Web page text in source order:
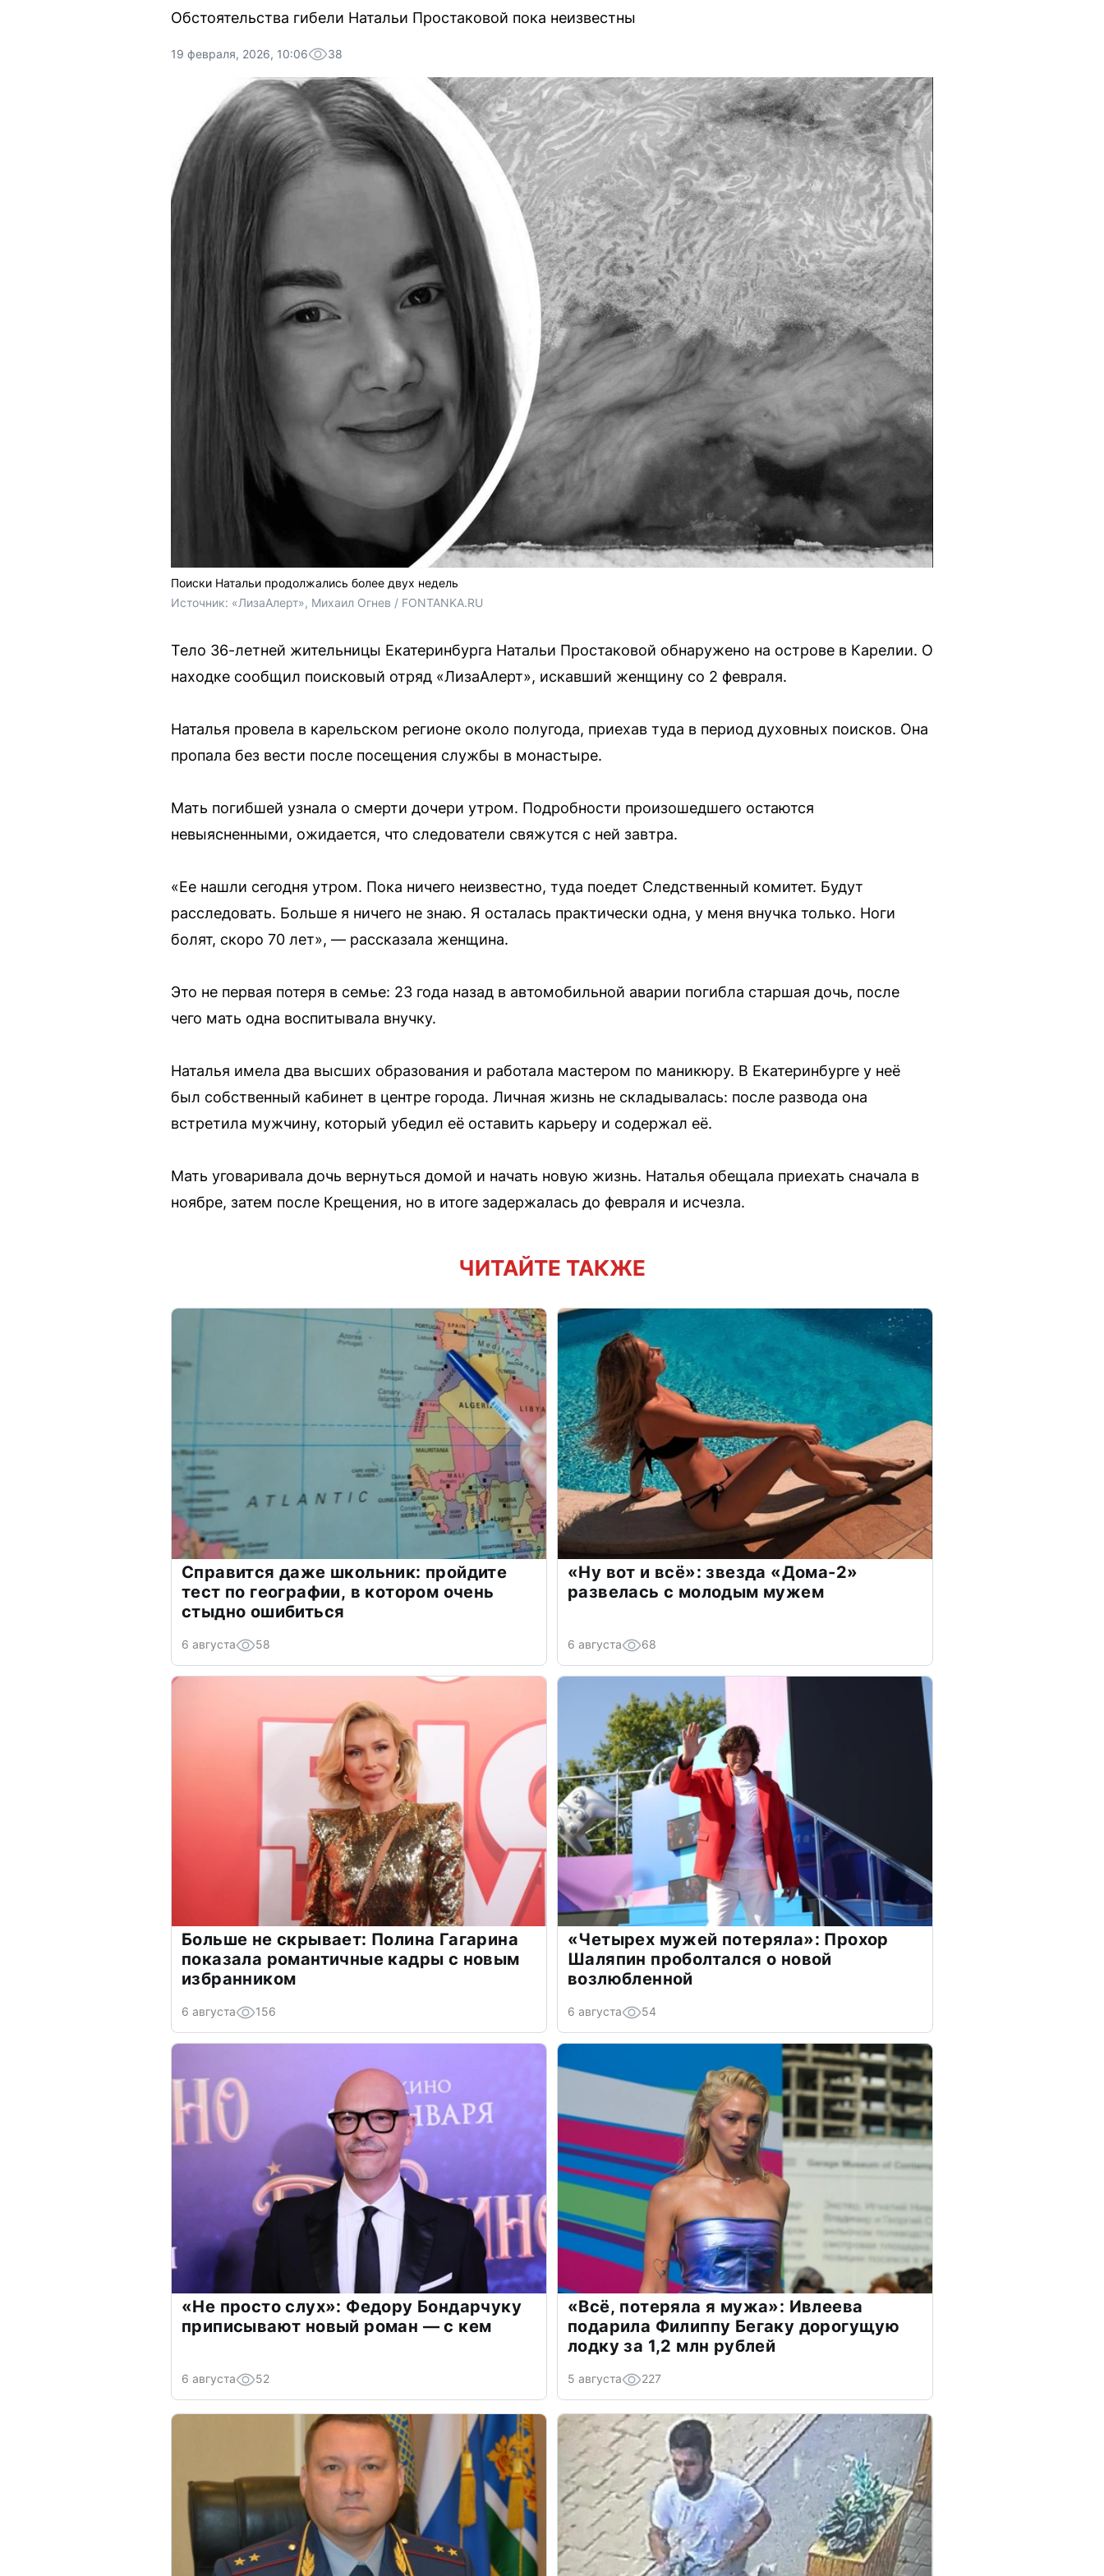
Обстоятельства гибели Натальи Простаковой пока неизвестны
19 февраля, 2026, 10:06 38
Поиски Натальи продолжались более двух недель
Источник: «ЛизаАлерт», Михаил Огнев / FONTANKA.RU
Тело 36-летней жительницы Екатеринбурга Натальи Простаковой обнаружено на острове в Карелии. О
находке сообщил поисковый отряд «ЛизаАлерт», искавший женщину со 2 февраля.
Наталья провела в карельском регионе около полугода, приехав туда в период духовных поисков. Она
пропала без вести после посещения службы в монастыре.
Мать погибшей узнала о смерти дочери утром. Подробности произошедшего остаются
невыясненными, ожидается, что следователи свяжутся с ней завтра.
«Ее нашли сегодня утром. Пока ничего неизвестно, туда поедет Следственный комитет. Будут
расследовать. Больше я ничего не знаю. Я осталась практически одна, у меня внучка только. Ноги
болят, скоро 70 лет», — рассказала женщина.
Это не первая потеря в семье: 23 года назад в автомобильной аварии погибла старшая дочь, после
чего мать одна воспитывала внучку.
Наталья имела два высших образования и работала мастером по маникюру. В Екатеринбурге у неё
был собственный кабинет в центре города. Личная жизнь не складывалась: после развода она
встретила мужчину, который убедил её оставить карьеру и содержал её.
Мать уговаривала дочь вернуться домой и начать новую жизнь. Наталья обещала приехать сначала в
ноябре, затем после Крещения, но в итоге задержалась до февраля и исчезла.
ЧИТАЙТЕ ТАКЖЕ
Справится даже школьник: пройдите
тест по географии, в котором очень
стыдно ошибиться
6 августа 58
«Ну вот и всё»: звезда «Дома-2»
развелась с молодым мужем
6 августа 68
Больше не скрывает: Полина Гагарина
показала романтичные кадры с новым
избранником
6 августа 156
«Четырех мужей потеряла»: Прохор
Шаляпин проболтался о новой
возлюбленной
6 августа 54
«Не просто слух»: Федору Бондарчуку
приписывают новый роман — с кем
6 августа 52
«Всё, потеряла я мужа»: Ивлеева
подарила Филиппу Бегаку дорогущую
лодку за 1,2 млн рублей
5 августа 227